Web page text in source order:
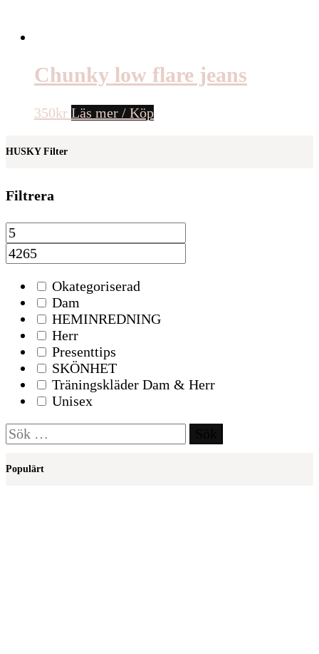
Chunky low flare jeans
350kr Läs mer / Köp
HUSKY Filter
Filtrera
Okategoriserad
Dam
HEMINREDNING
Herr
Presenttips
SKÖNHET
Träningskläder Dam & Herr
Unisex
Sök
efter:
Populärt